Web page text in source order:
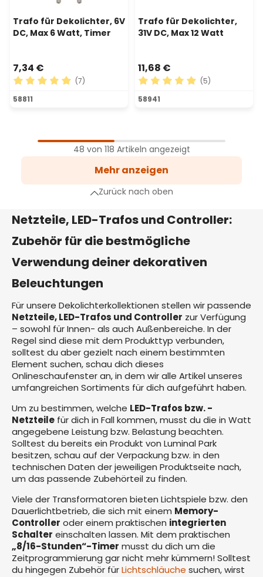
Trafo für Dekolichter, 6V
DC, Max 6 Watt, Timer
7,34 €
Durchschnittliche Bewertung von 5 von 5 Sternen
(7)
58811
Trafo für Dekolichter,
31V DC, Max 12 Watt
11,68 €
Durchschnittliche
(5)
58941
48 von 118 Artikeln angezeigt
Mehr anzeigen
Zurück nach oben
Netzteile, LED-Trafos und Controller:
Zubehör für die bestmögliche
Verwendung deiner dekorativen
Beleuchtungen
Für unsere Dekolichterkollektionen stellen wir passende
Netzteile, LED-Trafos und Controller zur Verfügung
– sowohl für Innen- als auch Außenbereiche. In der
Regel sind diese mit dem Produkttyp verbunden,
solltest du aber gezielt nach einem bestimmten
Element suchen, schau dich dieses
Onlineschaufenster an, in dem wir alle Artikel unseres
umfangreichen Sortiments für dich aufgeführt haben.
Um zu bestimmen, welche LED-Trafos bzw. -
Netzteile für dich in Fall kommen, musst du die in Watt
angegebene Leistung bzw. Belastung beachten.
Solltest du bereits ein Produkt von Luminal Park
besitzen, schau auf der Verpackung bzw. in den
technischen Daten der jeweiligen Produktseite nach,
um das passende Zubehörteil zu finden.
Viele der Transformatoren bieten Lichtspiele bzw. den
Dauerlichtbetrieb, die sich mit einem Memory-
Controller oder einem praktischen integrierten
Schalter einschalten lassen. Mit dem praktischen
„8/16-Stunden“-Timer musst du dich um die
Zeitprogrammierung gar nicht mehr kümmern! Solltest
du hingegen Zubehör fürLichtschläuche suchen, wirst